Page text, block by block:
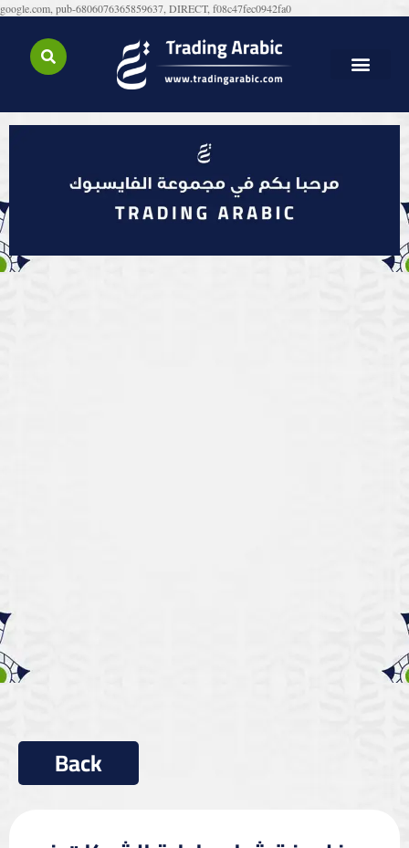
google.com, pub-6806076365859637, DIRECT, f08c47fec0942fa0